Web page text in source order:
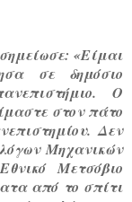
«Είμαι
σε δημόσιο
Ο
στον πάτο
Δεν
Μηχανικών
Μετσόβιο
από το σπίτι